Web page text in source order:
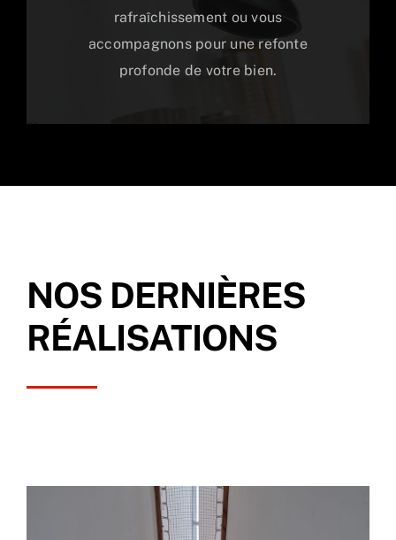
rafraîchissement ou vous
accompagnons pour une refonte
profonde de votre bien.
NOS DERNIÈRES
RÉALISATIONS